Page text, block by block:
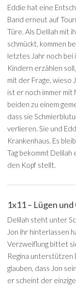
Eddie hat eine
Band erneut auf
Türe. Als Delilah mit
schmückt, kommen
letztes Jahr noch bei
Kindern erzählen
mit der Frage, wieso
ist er noch immer
beiden zu einem
dass sie
verlieren. Sie und
Krankenhaus. Es
Tag bekommt
den Kopf stellt.
1x11 – Lügen
Delilah steht unter
Jon ihr hinterlassen
Verzweiflung bittet
Regina unterstützen
glauben, dass Jon
er scheint der